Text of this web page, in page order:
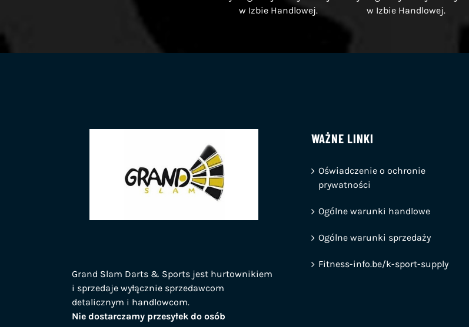
w Izbie Handlowej.
w Izbie Handlowej.
Grand Slam Darts & Sports jest hurtownikiem
i sprzedaje wyłącznie sprzedawcom
detalicznym i handlowcom.
Nie dostarczamy przesyłek do osób
WAŻNE LINKI
Oświadczenie o ochronie
prywatności
Ogólne warunki handlowe
Ogólne warunki sprzedaży
Fitness-info.be/k-sport-supply